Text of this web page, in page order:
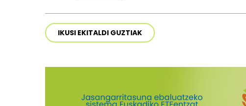
IKUSI EKITALDI GUZTIAK